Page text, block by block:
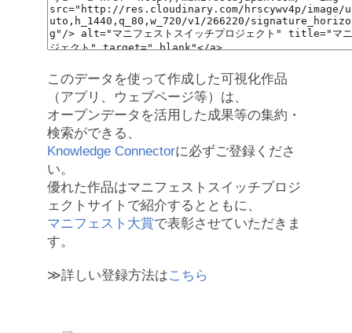
このデータを使って作成した可視化作品
（アプリ、ウェブページ等）は、
オープンデータを活用した成果等の集約・
検索ができる、
Knowledge Connectorに必ずご登録くださ
い。
優れた作品はマニフェストスイッチプロジ
ェクトサイトで紹介するとともに、
マニフェスト大賞で表彰させていただきま
す。
≫詳しい登録方法はこちら